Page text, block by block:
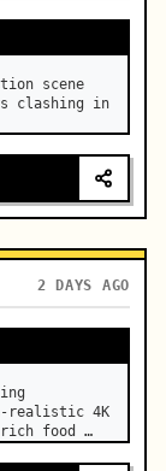
scene
clashing in
2 DAYS AGO
realistic 4K
food